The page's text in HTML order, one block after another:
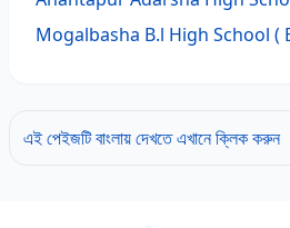
Mogalbasha B.l High School (
এই পেইজটি বাংলায় দেখতে এখানে ক্লিক করুন